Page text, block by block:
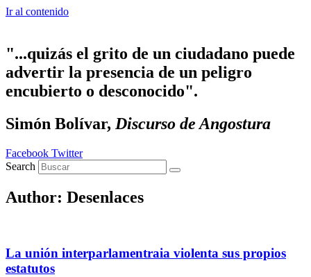
Ir al contenido
"...quizás el grito de un ciudadano puede
advertir la presencia de un peligro
encubierto o desconocido".
Simón Bolívar, Discurso de Angostura
Facebook Twitter
Search
Author: Desenlaces
La unión interparlamentraia violenta sus propios
estatutos